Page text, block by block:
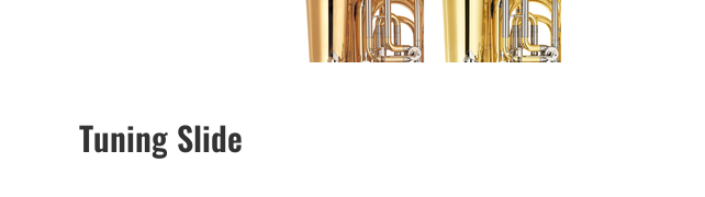
Tuning Slide